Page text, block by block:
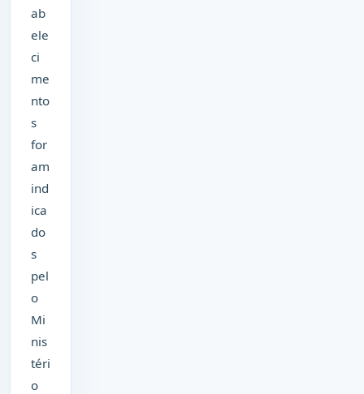
ab
ele
ci
me
nto
s
for
am
ind
ica
do
s
pel
o
Mi
nis
téri
o